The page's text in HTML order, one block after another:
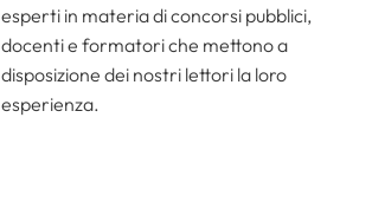
esperti in materia di concorsi pubblici,
docenti e formatori che mettono a
disposizione dei nostri lettori la loro
esperienza.